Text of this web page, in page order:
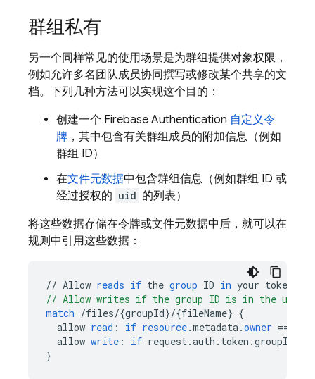
群组私有
另一个同样常见的使用场景是为群组提供对象权限，
例如允许多名团队成员协同撰写或修改某个共享的文
档。下列几种方法可以实现这个目的：
创建一个 Firebase Authentication 自定义令
牌 ，其中包含有关群组成员的附加信息（例如
群组 ID）
在文件元数据中包含群组信息（例如群组 ID 或
经过授权的 uid 的列表）
将这些数据存储在令牌或文件元数据中后，就可以在
规则中引用这些数据：
// Allow reads if the group ID in your token
// Allow writes if the group ID is in the user'
match /files/{groupId}/{fileName} {
allow read : if resource.metadata.owner ==
allow write : if request.auth . token .groupId
}